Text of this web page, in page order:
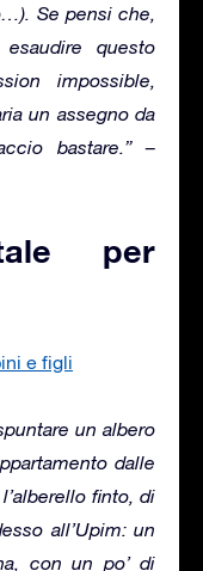
Se pensi che,
questo
impossible,
un assegno da
bastare.” –
per
e figli
un albero
dalle
finto, di
all’Upim: un
con un po’ di